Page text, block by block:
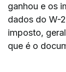
ganhou e os
dados do W-
imposto,
que é o